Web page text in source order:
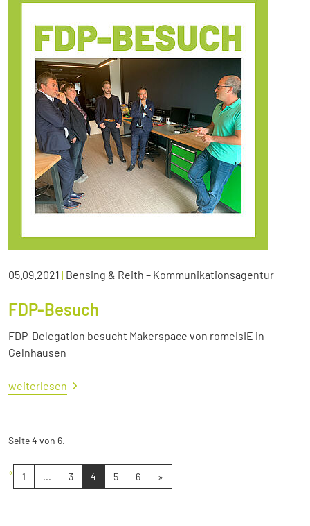
05.09.2021 | Bensing & Reith – Kommunikationsagentur
FDP-Besuch
FDP-Delegation besucht Makerspace von romeisIE in
Gelnhausen
weiterlesen
Seite 4 von 6.
« 1 ... 3 4 5 6 »